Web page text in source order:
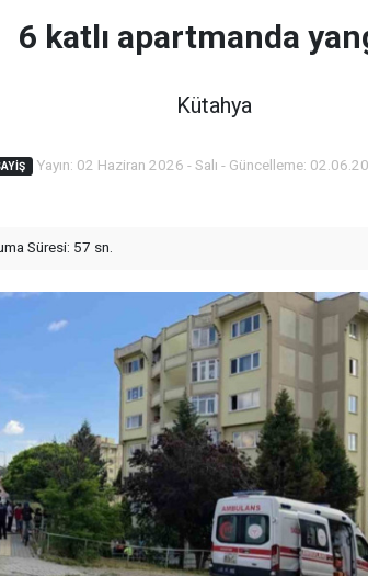
6 katlı apartmanda
Kütahya
Yayın: 02 Haziran 2026 - Salı - Güncelleme:
Süresi: 57 sn.